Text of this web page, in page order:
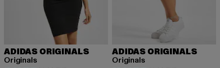
ADIDAS ORIGINALS
Originals
ADIDAS ORIGINALS
Originals